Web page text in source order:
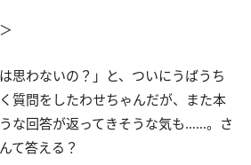
思わないの？」と、ついにうばうち
質問をしたわせちゃんだが、また本
な回答が返ってきそうな気も……。さ
て答える？